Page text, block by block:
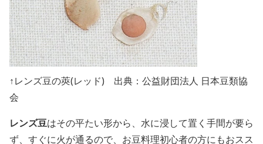
↑レンズ豆の莢(レッド) 出典：公益財団法人 日本豆類協
会
レンズ豆はその平たい形から、水に浸して置く手間が要ら
ず、すぐに火が通るので、お豆料理初心者の方にもおスス